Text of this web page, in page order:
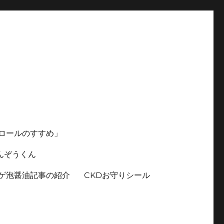
ールのすすめ」
ぞうくん
泡醤油記事の紹介 CKDお守りシール